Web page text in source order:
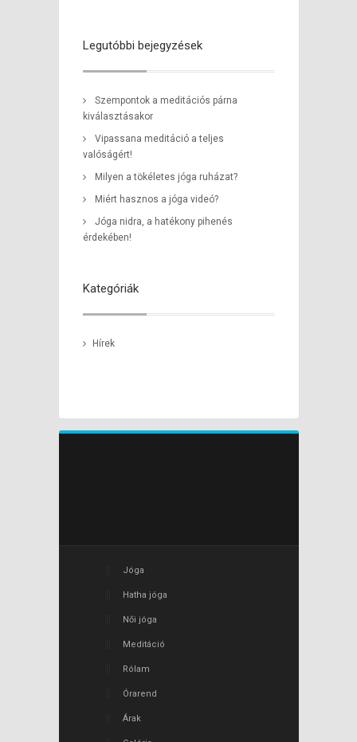
Legutóbbi bejegyzések
Szempontok a meditációs párna
kiválasztásakor
Vipassana meditáció a teljes
valóságért!
Milyen a tökéletes jóga ruházat?
Miért hasznos a jóga videó?
Jóga nidra, a hatékony pihenés
érdekében!
Kategóriák
Hírek
Jóga
Hatha jóga
Női jóga
Meditáció
Rólam
Órarend
Árak